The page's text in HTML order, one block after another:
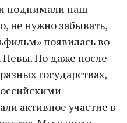
поднимали наш
не нужно забывать,
появилась во
Невы. Но даже после
государствах,
активное участие в